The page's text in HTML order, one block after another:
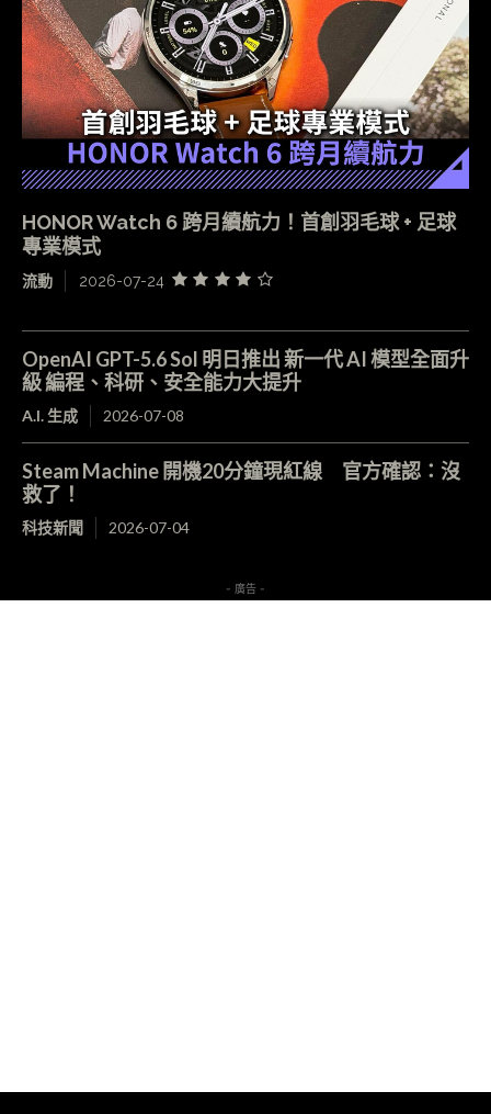
HONOR Watch 6 跨月續航力！首創羽毛球 + 足球
專業模式
流動 2026-07-24
OpenAI GPT-5.6 Sol 明日推出 新一代 AI 模型全面升
級 編程、科研、安全能力大提升
A.I. 生成 2026-07-08
Steam Machine 開機20分鐘現紅線 官方確認：沒
救了！
科技新聞 2026-07-04
- 廣告 -